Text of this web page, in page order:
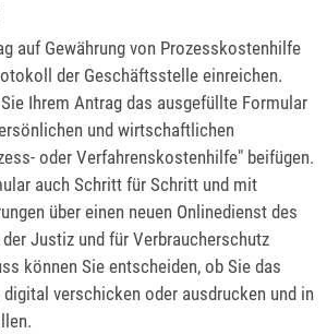
auf Gewährung von Prozesskostenhilfe
der Geschäftsstelle einreichen.
Ihrem Antrag das ausgefüllte Formular
und wirtschaftlichen
oder Verfahrenskostenhilfe" beifügen.
auch Schritt für Schritt und mit
über einen neuen Onlinedienst des
Justiz und für Verbraucherschutz
können Sie entscheiden, ob Sie das
verschicken oder ausdrucken und in